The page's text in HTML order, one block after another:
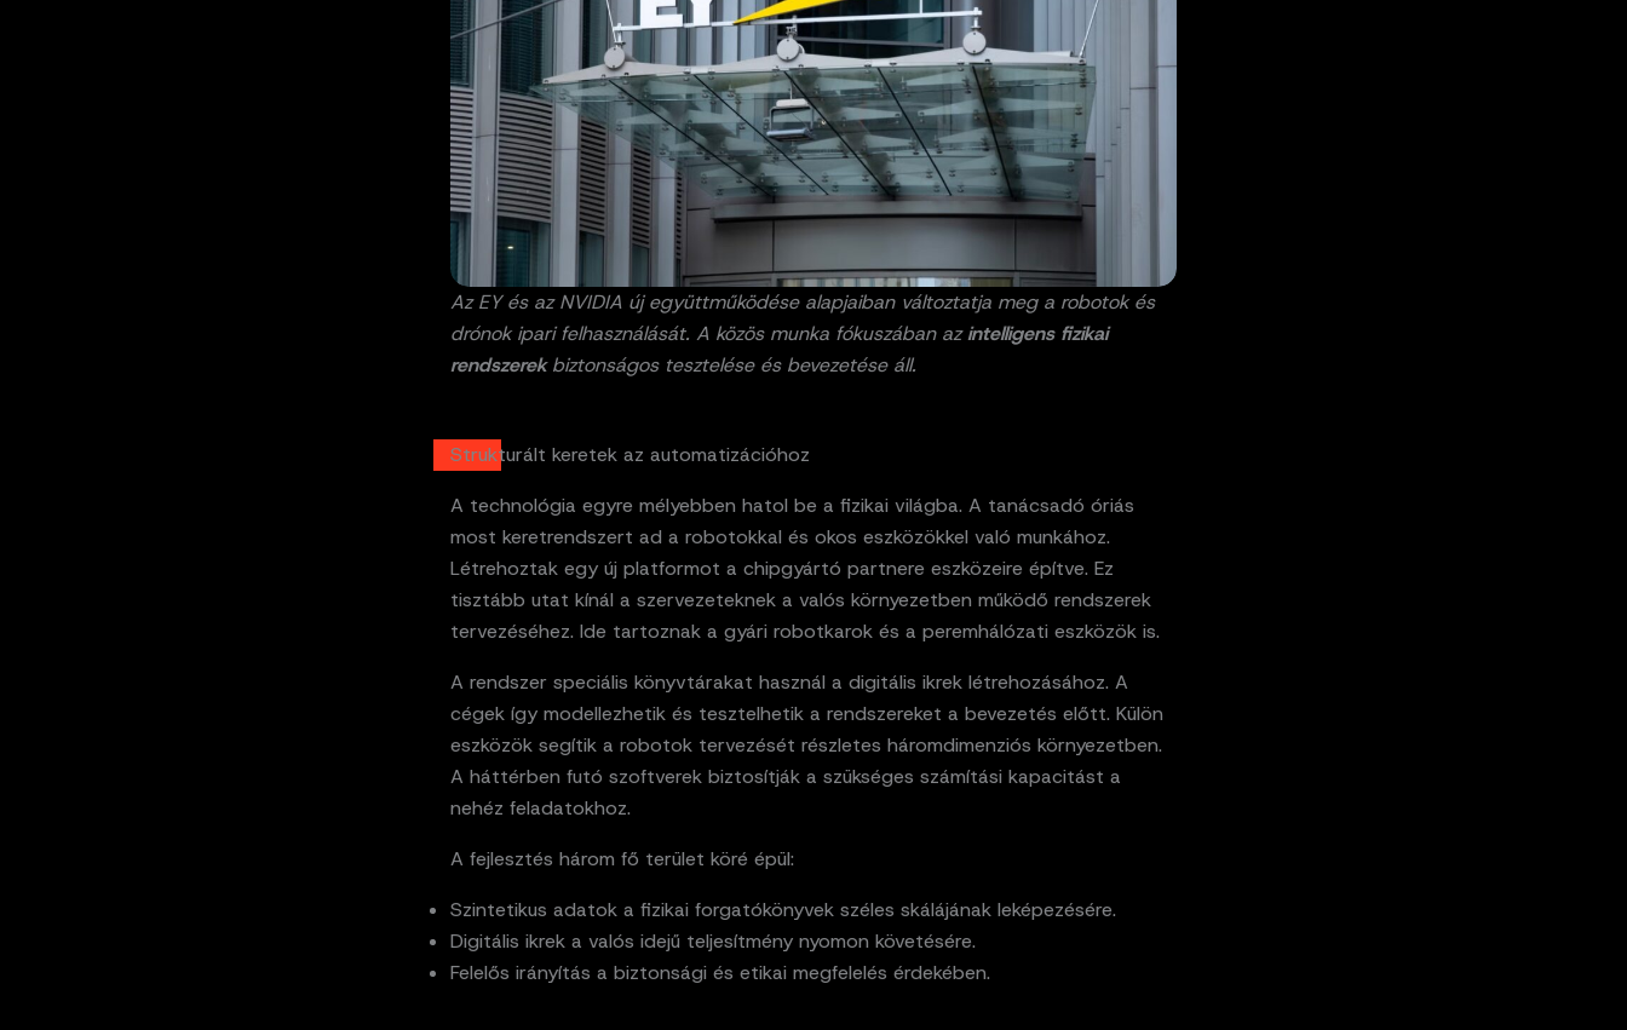
Az EY és az NVIDIA új együttműködése alapjaiban változtatja meg a robotok és
drónok ipari felhasználását. A közös munka fókuszában azintelligens fizikai
rendszerekbiztonságos tesztelése és bevezetése áll.
Strukturált keretek az automatizációhoz
A technológia egyre mélyebben hatol be a fizikai világba. A tanácsadó óriás
most keretrendszert ad a robotokkal és okos eszközökkel való munkához.
Létrehoztak egy új platformot a chipgyártó partnere eszközeire építve. Ez
tisztább utat kínál a szervezeteknek a valós környezetben működő rendszerek
tervezéséhez. Ide tartoznak a gyári robotkarok és a peremhálózati eszközök is.
A rendszer speciális könyvtárakat használ a digitális ikrek létrehozásához. A
cégek így modellezhetik és tesztelhetik a rendszereket a bevezetés előtt. Külön
eszközök segítik a robotok tervezését részletes háromdimenziós környezetben.
A háttérben futó szoftverek biztosítják a szükséges számítási kapacitást a
nehéz feladatokhoz.
A fejlesztés három fő terület köré épül:
Szintetikus adatok a fizikai forgatókönyvek széles skálájának leképezésére.
Digitális ikrek a valós idejű teljesítmény nyomon követésére.
Felelős irányítás a biztonsági és etikai megfelelés érdekében.